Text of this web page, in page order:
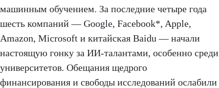
машинным обучением. За последние четыре года
шесть компаний — Google, Facebook*, Apple,
Amazon, Microsoft и китайская Baidu — начали
настоящую гонку за ИИ-талантами, особенно среди
университетов. Обещания щедрого
финансирования и свободы исследований ослабили